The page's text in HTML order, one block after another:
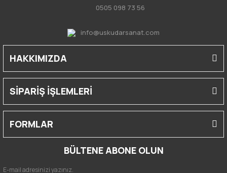
0505 098 73 56
info@uskudarsanat.com
HAKKIMIZDA
SİPARİŞ İŞLEMLERİ
FORMLAR
BÜLTENE ABONE OLUN